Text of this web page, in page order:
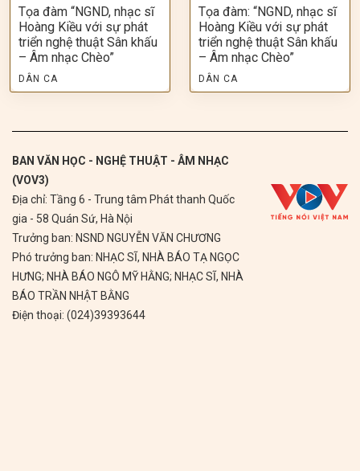
Tọa đàm “NGND, nhạc sĩ
Hoàng Kiều với sự phát
triển nghệ thuật Sân khấu
– Âm nhạc Chèo”
DÂN CA
Tọa đàm: “NGND, nhạc sĩ
Hoàng Kiều với sự phát
triển nghệ thuật Sân khấu
– Âm nhạc Chèo”
DÂN CA
BAN VĂN HỌC - NGHỆ THUẬT - ÂM NHẠC
(VOV3)
Địa chỉ: Tầng 6 - Trung tâm Phát thanh Quốc
gia - 58 Quán Sứ, Hà Nội
Trưởng ban: NSND NGUYỄN VĂN CHƯƠNG
Phó trưởng ban: NHẠC SĨ, NHÀ BÁO TẠ NGỌC
HƯNG; NHÀ BÁO NGÔ MỸ HẰNG; NHẠC SĨ, NHÀ
BÁO TRẦN NHẬT BẰNG
Điện thoại: (024)39393644